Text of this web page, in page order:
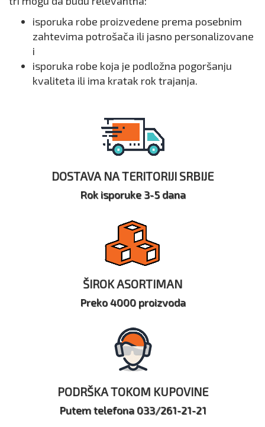
isporuka robe proizvedene prema posebnim
zahtevima potrošača ili jasno personalizovane
i
isporuka robe koja je podložna pogoršanju
kvaliteta ili ima kratak rok trajanja.
DOSTAVA NA TERITORIJI SRBIJE
Rok isporuke 3-5 dana
ŠIROK ASORTIMAN
Preko 4000 proizvoda
PODRŠKA TOKOM KUPOVINE
Putem telefona 033/261-21-21